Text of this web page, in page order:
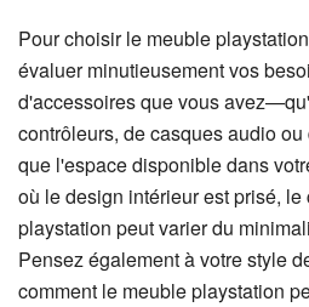
Pour choisir le meuble
évaluer minutieusement vos
d'accessoires que vous
contrôleurs, de casques audio
que l'espace disponible dans
où le design intérieur est prisé,
playstation peut varier du
Pensez également à votre style
comment le meuble playstation